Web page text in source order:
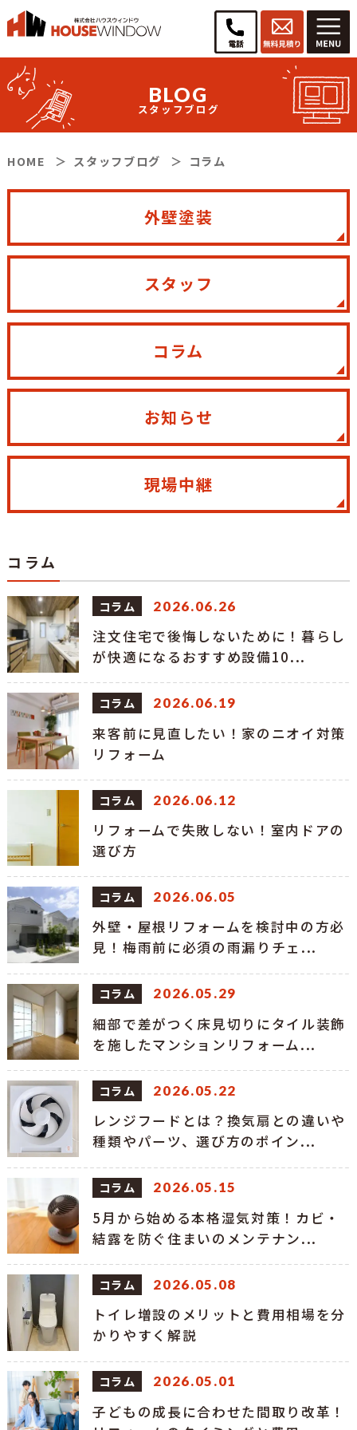
BLOG
スタッフブログ
HOME スタッフブログ コラム
外壁塗装
スタッフ
コラム
お知らせ
現場中継
コラム
コラム 2026.06.26
注文住宅で後悔しないために！暮らし
が快適になるおすすめ設備10...
コラム 2026.06.19
来客前に見直したい！家のニオイ対策
リフォーム
コラム 2026.06.12
リフォームで失敗しない！室内ドアの
選び方
コラム 2026.06.05
外壁・屋根リフォームを検討中の方必
見！梅雨前に必須の雨漏りチェ...
コラム 2026.05.29
細部で差がつく床見切りにタイル装飾
を施したマンションリフォーム...
コラム 2026.05.22
レンジフードとは？換気扇との違いや
種類やパーツ、選び方のポイン...
コラム 2026.05.15
5月から始める本格湿気対策！カビ・
結露を防ぐ住まいのメンテナン...
コラム 2026.05.08
トイレ増設のメリットと費用相場を分
かりやすく解説
コラム 2026.05.01
子どもの成長に合わせた間取り改革！